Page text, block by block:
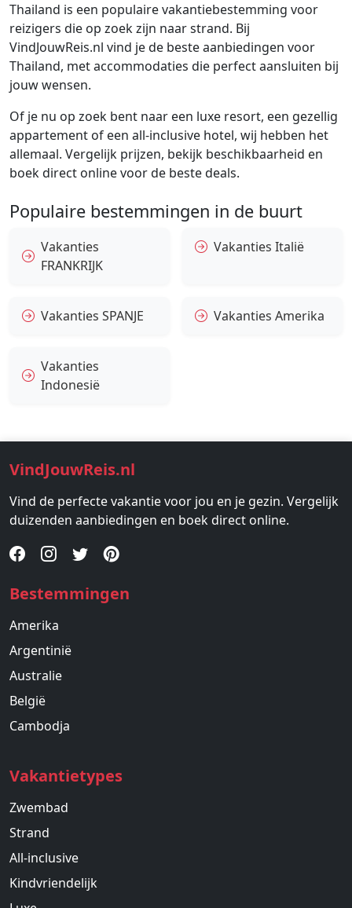
Thailand is een populaire vakantiebestemming voor
reizigers die op zoek zijn naar strand. Bij
VindJouwReis.nl vind je de beste aanbiedingen voor
Thailand, met accommodaties die perfect aansluiten bij
jouw wensen.
Of je nu op zoek bent naar een luxe resort, een gezellig
appartement of een all-inclusive hotel, wij hebben het
allemaal. Vergelijk prijzen, bekijk beschikbaarheid en
boek direct online voor de beste deals.
Populaire bestemmingen in de buurt
Vakanties
FRANKRIJK
Vakanties Italië
Vakanties SPANJE Vakanties Amerika
Vakanties
Indonesië
VindJouwReis.nl
Vind de perfecte vakantie voor jou en je gezin. Vergelijk
duizenden aanbiedingen en boek direct online.
Bestemmingen
Amerika
Argentinië
Australie
België
Cambodja
Vakantietypes
Zwembad
Strand
All-inclusive
Kindvriendelijk